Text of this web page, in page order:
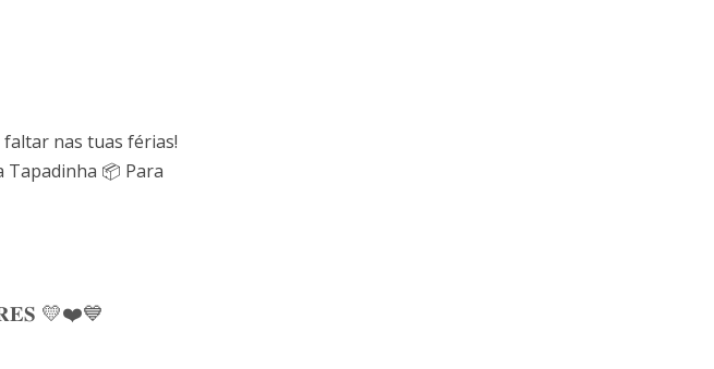
nas tuas férias!
Tapadinha 📦 Para
💛❤️💙